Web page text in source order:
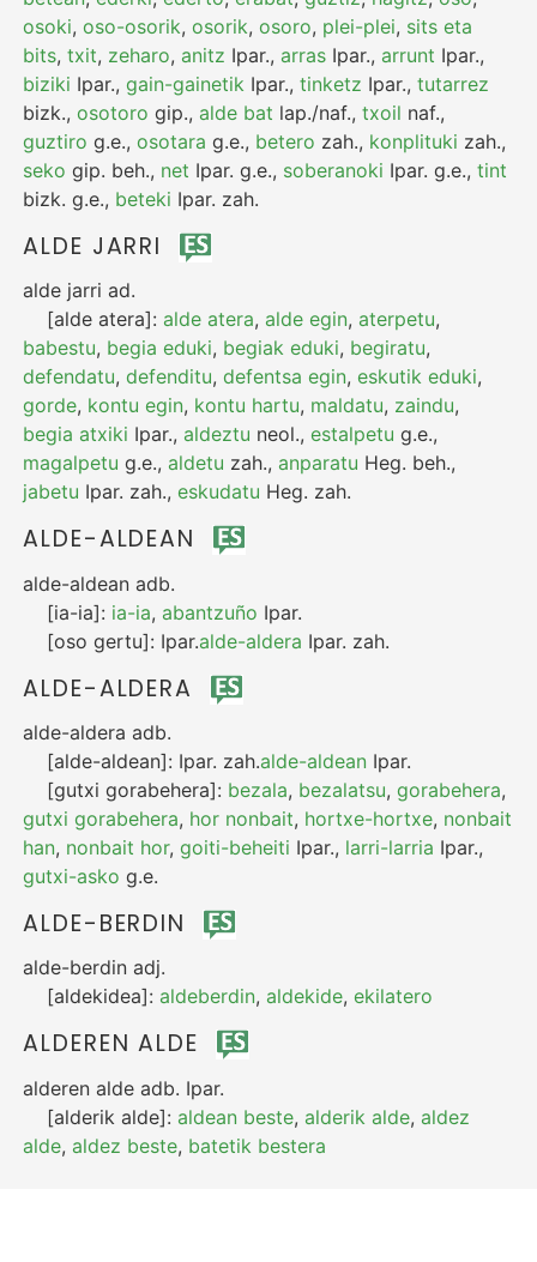
osoki,oso-osorik,osorik,osoro, plei-plei, sits eta
bits,txit, zeharo,anitz Ipar.,arras Ipar.,arrunt Ipar.,
biziki Ipar.,gain-gainetik Ipar.,tinketz Ipar.,tutarrez
bizk.,osotoro gip.,alde bat lap./naf.,txoil naf.,
guztiro g.e.,osotara g.e., betero zah., konplituki zah.,
seko gip. beh., net Ipar. g.e., soberanoki Ipar. g.e.,tint
bizk. g.e., beteki Ipar. zah.
ALDE JARRI
alde jarri ad.
[alde atera]:alde atera,alde egin,aterpetu,
babestu, begia eduki, begiak eduki, begiratu,
defendatu,defenditu,defentsa egin,eskutik eduki,
gorde, kontu egin, kontu hartu, maldatu, zaindu,
begia atxiki Ipar.,aldeztu neol.,estalpetu g.e.,
magalpetu g.e.,aldetu zah.,anparatu Heg. beh.,
jabetu Ipar. zah.,eskudatu Heg. zah.
ALDE-ALDEAN
alde-aldean adb.
[ia-ia]: ia-ia,abantzuño Ipar.
[oso gertu]: Ipar.alde-aldera Ipar. zah.
ALDE-ALDERA
alde-aldera adb.
[alde-aldean]: Ipar. zah.alde-aldean Ipar.
[gutxi gorabehera]: bezala, bezalatsu,gorabehera,
gutxi gorabehera, hor nonbait, hortxe-hortxe, nonbait
han, nonbait hor,goiti-beheiti Ipar., larri-larria Ipar.,
gutxi-asko g.e.
ALDE-BERDIN
alde-berdin adj.
[aldekidea]:aldeberdin,aldekide,ekilatero
ALDEREN ALDE
alderen alde adb. Ipar.
[alderik alde]:aldean beste,alderik alde,aldez
alde,aldez beste, batetik bestera